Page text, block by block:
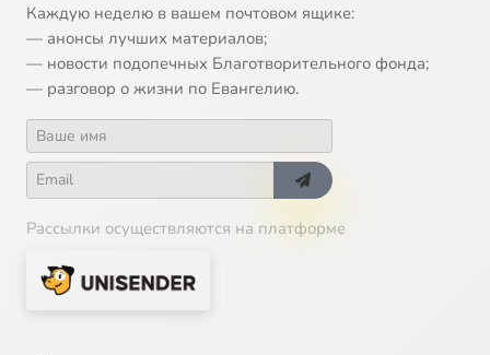
Каждую неделю в вашем почтовом ящике:
— анонсы лучших материалов;
— новости подопечных Благотворительного фонда;
— разговор о жизни по Евангелию.
Рассылки осуществляются на платформе